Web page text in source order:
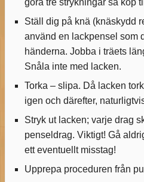
Ställ dig på knä (knäskydd
använd en lackpensel som
händerna. Jobba i träets
Snåla inte med lacken.
Torka – slipa. Då lacken
igen och därefter,
Stryk ut lacken; varje drag
penseldrag. Viktigt! Gå
ett eventuellt misstag!
Upprepa proceduren från